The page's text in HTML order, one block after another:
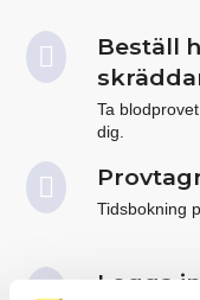
Beställ
Ta
dig.
Tidsbokning
Logga